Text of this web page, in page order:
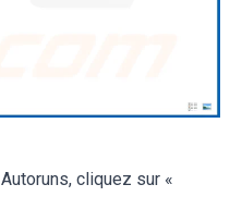
cliquez sur «